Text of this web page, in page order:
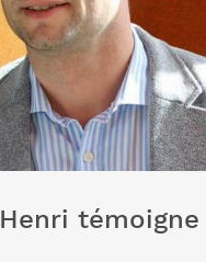
Henri témoigne